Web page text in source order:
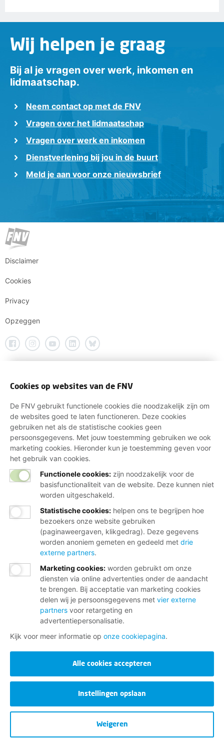
Wij helpen je graag
Bij al je vragen over werk, inkomen en
lidmaatschap.
Neem contact op met de FNV
Vragen over het lidmaatschap
Vragen over werk en inkomen
Dienstverlening bij jou in de buurt
Meld je aan voor onze nieuwsbrief
Disclaimer
Cookies
Privacy
Opzeggen
Cookies op websites van de FNV
De FNV gebruikt functionele cookies die noodzakelijk zijn om
de websites goed te laten functioneren. Deze cookies
gebruiken net als de statistische cookies geen
persoonsgegevens. Met jouw toestemming gebruiken we ook
marketing cookies. Hieronder kun je toestemming geven voor
het gebruik van cookies.
Functionele cookies: zijn noodzakelijk voor de
basisfunctionaliteit van de website. Deze kunnen niet
worden uitgeschakeld.
Statistische cookies: helpen ons te begrijpen hoe
bezoekers onze website gebruiken
(paginaweergaven, klikgedrag). Deze gegevens
worden anoniem gemeten en gedeeld met drie
externe partners.
Marketing cookies: worden gebruikt om onze
diensten via online advertenties onder de aandacht
te brengen. Bij acceptatie van marketing cookies
delen wij je persoonsgegevens met vier externe
partners voor retargeting en
advertentiepersonalisatie.
Kijk voor meer informatie op onze cookiepagina.
Alle cookies accepteren
Instellingen opslaan
Weigeren